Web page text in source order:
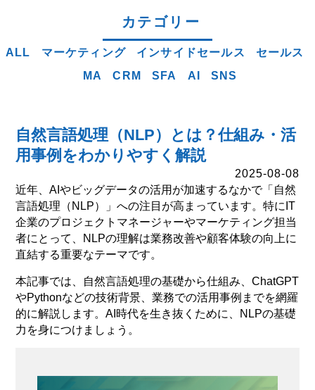
カテゴリー
ALL マーケティング インサイドセールス
セールス
MA
CRM SFA AI SNS
自然言語処理（NLP）とは？仕組み・活
用事例をわかりやすく解説
2025-08-08
近年、AIやビッグデータの活用が加速するなかで「自然
言語処理（NLP）」への注目が高まっています。特にIT
企業のプロジェクトマネージャーやマーケティング担当
者にとって、NLPの理解は業務改善や顧客体験の向上に
直結する重要なテーマです。
本記事では、自然言語処理の基礎から仕組み、ChatGPT
やPythonなどの技術背景、業務での活用事例までを網羅
的に解説します。AI時代を生き抜くために、NLPの基礎
力を身につけましょう。